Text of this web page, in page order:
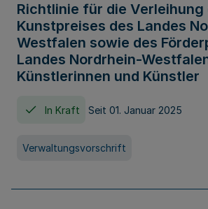
Richtlinie für die Verleihung
Kunstpreises des Landes
Westfalen sowie des
Landes Nordrhein-
Künstlerinnen und Künstler
In Kraft Seit 01. Januar 2025
Verwaltungsvorschrift